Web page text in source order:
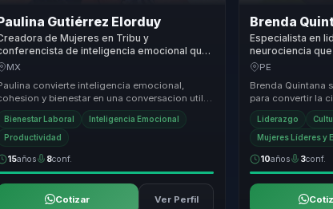
Paulina Gutiérrez Elorduy
de Mujeres en Tribu y
de inteligencia emocional que
bienestar laboral en cohesion y
MX
convierte inteligencia emocional,
y bienestar en una conversacion util
para equipos que necesitan sostener
Bienestar Laboral Inteligencia Emocional
Productividad
15años 8conf.
Cotizar Ver Perfil
Brenda
Especialista en
neurociencia
comportamiento
PE
Brenda Quintana
para convertir la
en aplicaciones
organi...
Liderazgo
Mujeres Líderes y
10años 3conf.